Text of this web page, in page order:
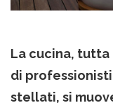
La cucina,
di
stellati, si